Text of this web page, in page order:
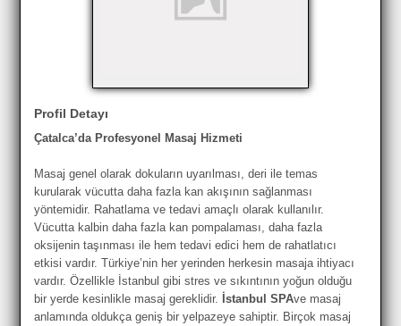
Profil Detayı
Çatalca’da Profesyonel Masaj Hizmeti
Masaj genel olarak dokuların uyarılması, deri ile temas
kurularak vücutta daha fazla kan akışının sağlanması
yöntemidir. Rahatlama ve tedavi amaçlı olarak kullanılır.
Vücutta kalbin daha fazla kan pompalaması, daha fazla
oksijenin taşınması ile hem tedavi edici hem de rahatlatıcı
etkisi vardır. Türkiye’nin her yerinden herkesin masaja ihtiyacı
vardır. Özellikle İstanbul gibi stres ve sıkıntının yoğun olduğu
bir yerde kesinlikle masaj gereklidir. İstanbul SPAve masaj
anlamında oldukça geniş bir yelpazeye sahiptir. Birçok masaj